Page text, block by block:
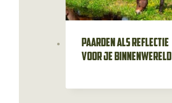
Paarden als reflectie
voor je binnenwereld